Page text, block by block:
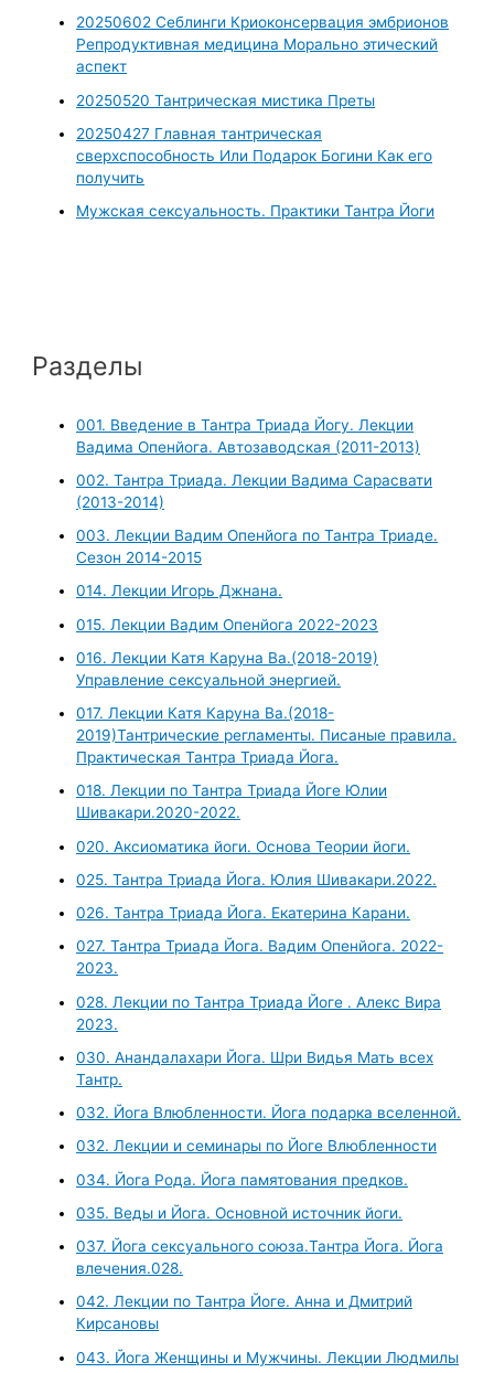
20250602 Себлинги Криоконсервация эмбрионов
Репродуктивная медицина Морально этический
аспект
20250520 Тантрическая мистика Преты
20250427 Главная тантрическая
сверхспособность Или Подарок Богини Как его
получить
Мужская сексуальность. Практики Тантра Йоги
Разделы
001. Введение в Тантра Триада Йогу. Лекции
Вадима Опенйога. Автозаводская (2011-2013)
002. Тантра Триада. Лекции Вадима Сарасвати
(2013-2014)
003. Лекции Вадим Опенйога по Тантра Триаде.
Сезон 2014-2015
014. Лекции Игорь Джнана.
015. Лекции Вадим Опенйога 2022-2023
016. Лекции Катя Каруна Ва.(2018-2019)
Управление сексуальной энергией.
017. Лекции Катя Каруна Ва.(2018-
2019)Тантрические регламенты. Писаные правила.
Практическая Тантра Триада Йога.
018. Лекции по Тантра Триада Йоге Юлии
Шивакари.2020-2022.
020. Аксиоматика йоги. Основа Теории йоги.
025. Тантра Триада Йога. Юлия Шивакари.2022.
026. Тантра Триада Йога. Екатерина Карани.
027. Тантра Триада Йога. Вадим Опенйога. 2022-
2023.
028. Лекции по Тантра Триада Йоге . Алекс Вира
2023.
030. Анандалахари Йога. Шри Видья Мать всех
Тантр.
032. Йога Влюбленности. Йога подарка вселенной.
032. Лекции и семинары по Йоге Влюбленности
034. Йога Рода. Йога памятования предков.
035. Веды и Йога. Основной источник йоги.
037. Йога сексуального союза.Тантра Йога. Йога
влечения.028.
042. Лекции по Тантра Йоге. Анна и Дмитрий
Кирсановы
043. Йога Женщины и Мужчины. Лекции Людмилы